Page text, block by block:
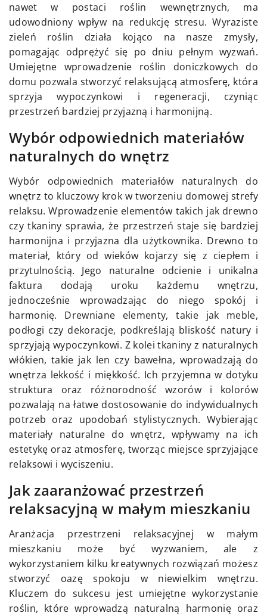
nawet w postaci roślin wewnętrznych, ma
udowodniony wpływ na redukcję stresu. Wyraziste
zieleń roślin działa kojąco na nasze zmysły,
pomagając odprężyć się po dniu pełnym wyzwań.
Umiejętne wprowadzenie roślin doniczkowych do
domu pozwala stworzyć relaksującą atmosferę, która
sprzyja wypoczynkowi i regeneracji, czyniąc
przestrzeń bardziej przyjazną i harmonijną.
Wybór odpowiednich materiałów
naturalnych do wnętrz
Wybór odpowiednich materiałów naturalnych do
wnętrz to kluczowy krok w tworzeniu domowej strefy
relaksu. Wprowadzenie elementów takich jak drewno
czy tkaniny sprawia, że przestrzeń staje się bardziej
harmonijna i przyjazna dla użytkownika. Drewno to
materiał, który od wieków kojarzy się z ciepłem i
przytulnością. Jego naturalne odcienie i unikalna
faktura dodają uroku każdemu wnętrzu,
jednocześnie wprowadzając do niego spokój i
harmonię. Drewniane elementy, takie jak meble,
podłogi czy dekoracje, podkreślają bliskość natury i
sprzyjają wypoczynkowi. Z kolei tkaniny z naturalnych
włókien, takie jak len czy bawełna, wprowadzają do
wnętrza lekkość i miękkość. Ich przyjemna w dotyku
struktura oraz różnorodność wzorów i kolorów
pozwalają na łatwe dostosowanie do indywidualnych
potrzeb oraz upodobań stylistycznych. Wybierając
materiały naturalne do wnętrz, wpływamy na ich
estetykę oraz atmosferę, tworząc miejsce sprzyjające
relaksowi i wyciszeniu.
Jak zaaranżować przestrzeń
relaksacyjną w małym mieszkaniu
Aranżacja przestrzeni relaksacyjnej w małym
mieszkaniu może być wyzwaniem, ale z
wykorzystaniem kilku kreatywnych rozwiązań możesz
stworzyć oazę spokoju w niewielkim wnętrzu.
Kluczem do sukcesu jest umiejętne wykorzystanie
roślin, które wprowadzą naturalną harmonię oraz